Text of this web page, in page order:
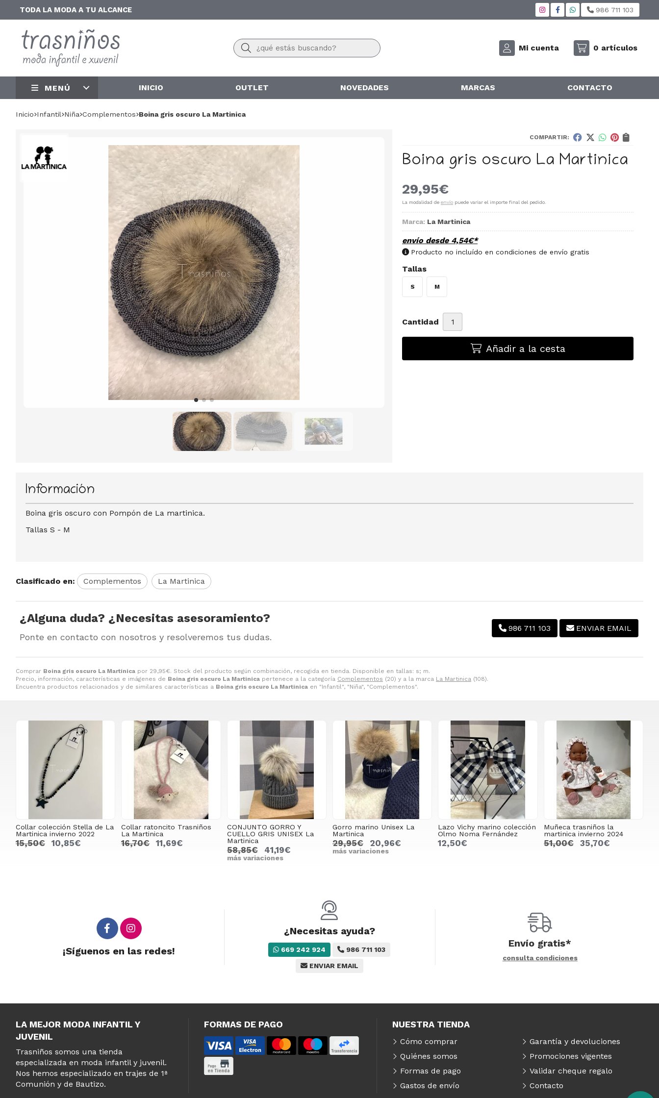
TODA LA MODA A TU ALCANCE 986 711 103
Buscar Mi cuenta 0 artículos
MENÚ INICIO OUTLET NOVEDADES MARCAS CONTACTO
Inicio infantil niña complementos Boina gris oscuro La Martinica
COMPARTIR:
Boina gris oscuro La Martinica
29,95€
La modalidad de envío puede variar el importe final del pedido.
Marca: La Martinica
envío desde 4,54€*
Producto no incluído en condiciones de envío gratis
Tallas
S M
Cantidad
Añadir a la cesta
Comprar Boina gris oscuro La Martinica por 29,95€. Stock del producto según combinación, recogida en tienda. Disponible en tallas: s; m.
Precio, información, características e imágenes de Boina gris oscuro La Martinica pertenece a la categoría Complementos (20) y a la marca La Martinica (108).
Encuentra productos relacionados y de similares características a Boina gris oscuro La Martinica en "Infantil", "Niña", "Complementos".
Información
Boina gris oscuro con Pompón de La martinica.
Tallas S - M
Clasificado en: Complementos La Martinica
¿Alguna duda? ¿Necesitas asesoramiento?
Ponte en contacto con nosotros y resolveremos tus dudas.
986 711 103 ENVIAR EMAIL
Collar colección Stella de La
Martinica invierno 2022
15,50€ 10,85€
Collar ratoncito Trasniños
La Martinica
16,70€ 11,69€
CONJUNTO GORRO Y
CUELLO GRIS UNISEX La
Martinica
58,85€ 41,19€
más variaciones
Gorro marino Unisex La
Martinica
29,95€ 20,96€
más variaciones
Lazo Vichy marino colección
Olmo Noma Fernández
12,50€
Muñeca trasniños la
martinica invierno 2024
51,00€ 35,70€
¡Síguenos en las redes!
¿Necesitas ayuda?
669 242 924 986 711 103
ENVIAR EMAIL
Envío gratis*
consulta condiciones
LA MEJOR MODA INFANTIL Y
JUVENIL
Trasniños somos una tienda
especializada en moda infantil y juvenil.
Nos hemos especializado en trajes de 1ª
Comunión y de Bautizo.
FORMAS DE PAGO NUESTRA TIENDA
Cómo comprar
Quiénes somos
Formas de pago
Gastos de envío
Garantía y devoluciones
Promociones vigentes
Validar cheque regalo
Contacto